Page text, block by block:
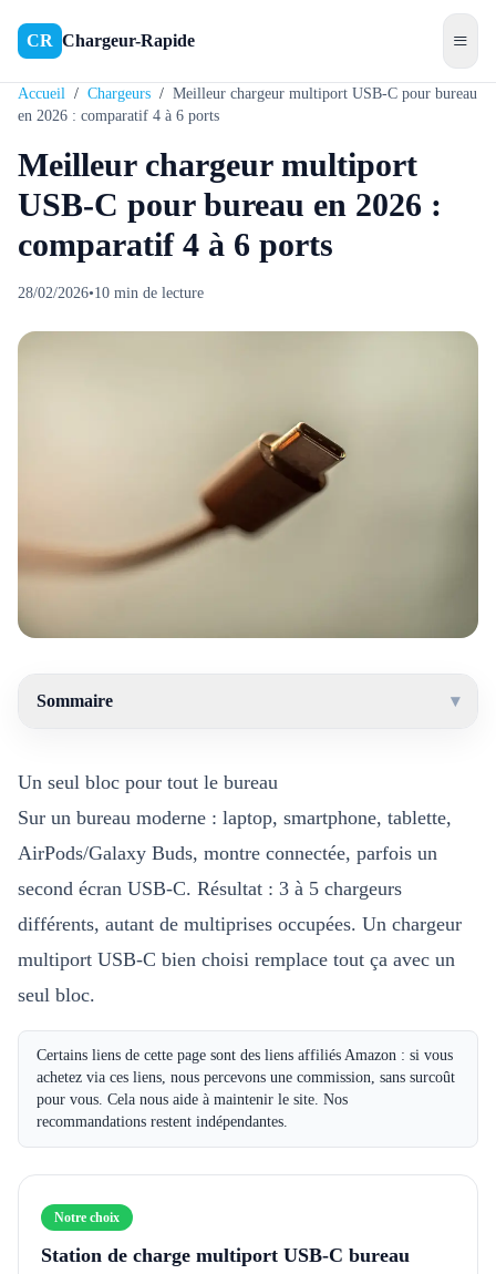
CR Chargeur-Rapide ≡
Accueil / Chargeurs / Meilleur chargeur multiport USB-C pour bureau
en 2026 : comparatif 4 à 6 ports
Meilleur chargeur multiport
USB-C pour bureau en 2026 :
comparatif 4 à 6 ports
28/02/2026•10 min de lecture
Sommaire ▾
Un seul bloc pour tout le bureau
Sur un bureau moderne : laptop, smartphone, tablette,
AirPods/Galaxy Buds, montre connectée, parfois un
second écran USB-C. Résultat : 3 à 5 chargeurs
différents, autant de multiprises occupées. Un chargeur
multiport USB-C bien choisi remplace tout ça avec un
seul bloc.
Certains liens de cette page sont des liens affiliés Amazon : si vous
achetez via ces liens, nous percevons une commission, sans surcoût
pour vous. Cela nous aide à maintenir le site. Nos
recommandations restent indépendantes.
Notre choix
Station de charge multiport USB-C bureau